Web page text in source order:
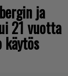
ja
21 vuotta
käytös